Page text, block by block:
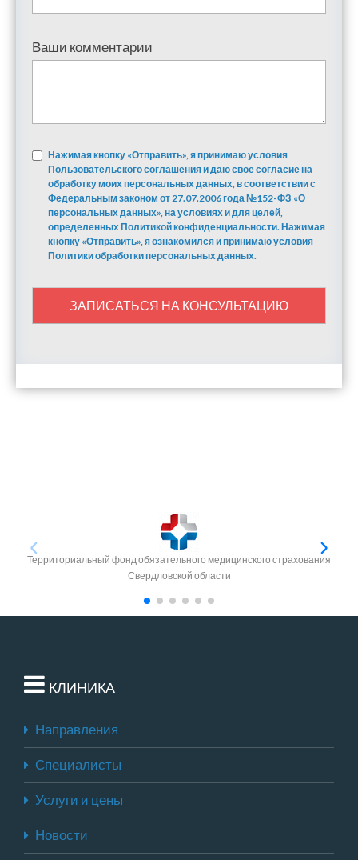
Ваши комментарии
Нажимая кнопку «Отправить», я принимаю условия
Пользовательского соглашения и даю своё согласие на
обработку моих персональных данных, в соответствии с
Федеральным законом от 27.07.2006 года №152-ФЗ «О
персональных данных», на условиях и для целей,
определенных Политикой конфиденциальности. Нажимая
кнопку «Отправить», я ознакомился и принимаю условия
Политики обработки персональных данных.
ЗАПИСАТЬСЯ НА КОНСУЛЬТАЦИЮ
Территориальный фонд обязательного медицинского страхования
Свердловской области
КЛИНИКА
Направления
Специалисты
Услуги и цены
Новости